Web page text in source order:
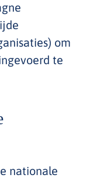
om
te
nationale